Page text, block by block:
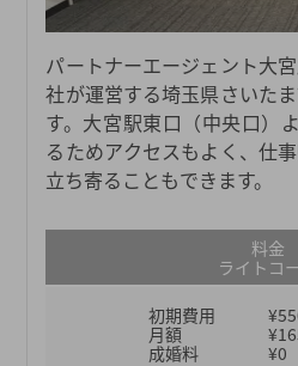
パートナーエージェント大
社が運営する埼玉県さいた
す。大宮駅東口（中央口）
るためアクセスもよく、仕
立ち寄ることもできます。
料金
ライトコ
初期費用
月額
成婚料
¥0